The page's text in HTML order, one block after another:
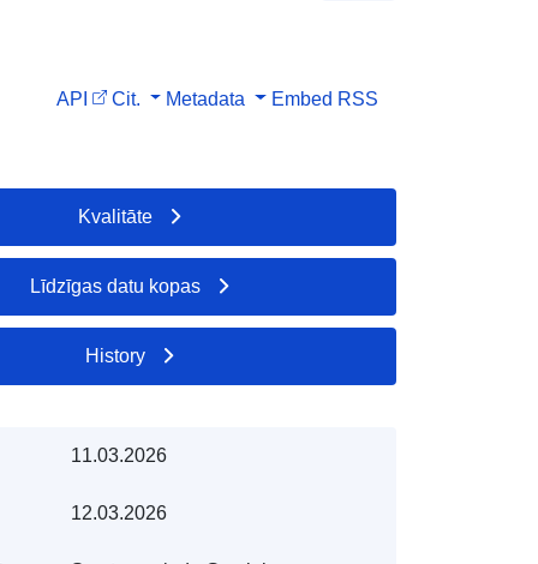
API Cit. Metadata Embed RSS
Kvalitāte
Līdzīgas datu kopas
History
11.03.2026
12.03.2026